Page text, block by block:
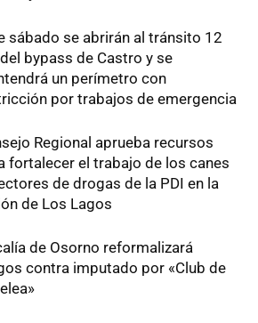
sábado se abrirán al tránsito 12
bypass de Castro y se
un perímetro con
por trabajos de emergencia
Regional aprueba recursos
fortalecer el trabajo de los canes
de drogas de la PDI en la
de Los Lagos
de Osorno reformalizará
contra imputado por «Club de